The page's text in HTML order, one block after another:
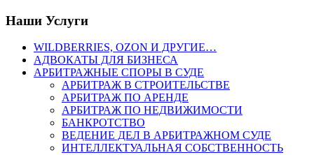
Наши Услуги
WILDBERRIES, OZON И ДРУГИЕ…
АДВОКАТЫ ДЛЯ БИЗНЕСА
АРБИТРАЖНЫЕ СПОРЫ В СУДЕ
АРБИТРАЖ В СТРОИТЕЛЬСТВЕ
АРБИТРАЖ ПО АРЕНДЕ
АРБИТРАЖ ПО НЕДВИЖИМОСТИ
БАНКРОТСТВО
ВЕДЕНИЕ ДЕЛ В АРБИТРАЖНОМ СУДЕ
ИНТЕЛЛЕКТУАЛЬНАЯ СОБСТВЕННОСТЬ